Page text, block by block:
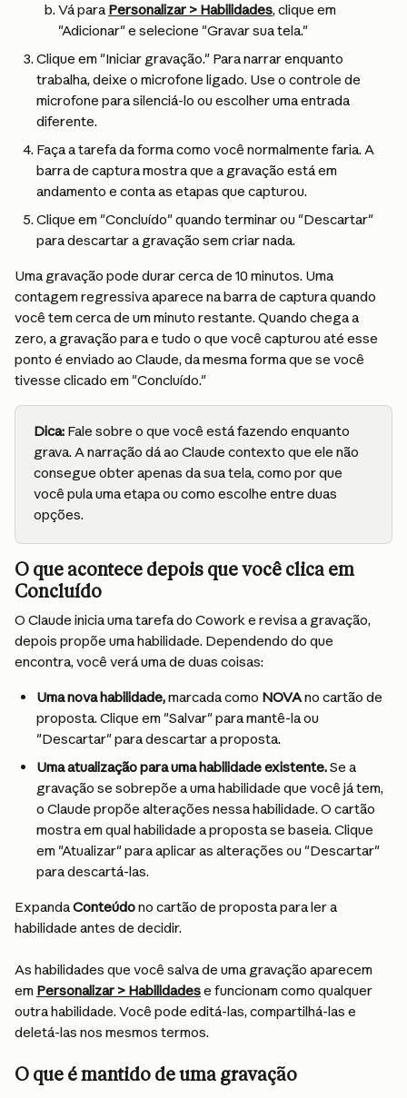
Vá para Personalizar > Habilidades, clique em
"Adicionar" e selecione "Gravar sua tela."
Clique em "Iniciar gravação." Para narrar enquanto
trabalha, deixe o microfone ligado. Use o controle de
microfone para silenciá-lo ou escolher uma entrada
diferente.
Faça a tarefa da forma como você normalmente faria. A
barra de captura mostra que a gravação está em
andamento e conta as etapas que capturou.
Clique em "Concluído" quando terminar ou "Descartar"
para descartar a gravação sem criar nada.
Uma gravação pode durar cerca de 10 minutos. Uma
contagem regressiva aparece na barra de captura quando
você tem cerca de um minuto restante. Quando chega a
zero, a gravação para e tudo o que você capturou até esse
ponto é enviado ao Claude, da mesma forma que se você
tivesse clicado em "Concluído."
Dica: Fale sobre o que você está fazendo enquanto
grava. A narração dá ao Claude contexto que ele não
consegue obter apenas da sua tela, como por que
você pula uma etapa ou como escolhe entre duas
opções.
O que acontece depois que você clica em
Concluído
O Claude inicia uma tarefa do Cowork e revisa a gravação,
depois propõe uma habilidade. Dependendo do que
encontra, você verá uma de duas coisas:
Uma nova habilidade, marcada como NOVA no cartão de
proposta. Clique em "Salvar" para mantê-la ou
"Descartar" para descartar a proposta.
Uma atualização para uma habilidade existente. Se a
gravação se sobrepõe a uma habilidade que você já tem,
o Claude propõe alterações nessa habilidade. O cartão
mostra em qual habilidade a proposta se baseia. Clique
em "Atualizar" para aplicar as alterações ou "Descartar"
para descartá-las.
Expanda Conteúdo no cartão de proposta para ler a
habilidade antes de decidir.
As habilidades que você salva de uma gravação aparecem
em Personalizar > Habilidades e funcionam como qualquer
outra habilidade. Você pode editá-las, compartilhá-las e
deletá-las nos mesmos termos.
O que é mantido de uma gravação